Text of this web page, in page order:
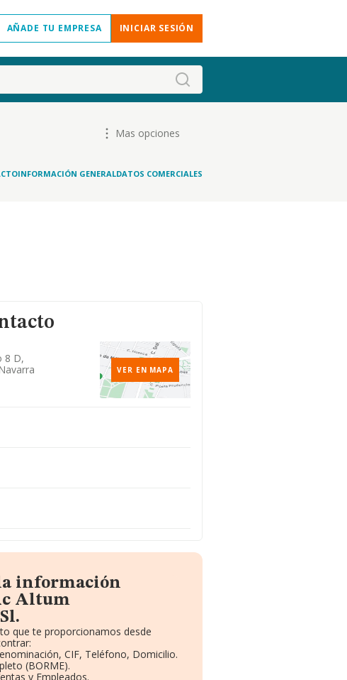
AÑADE TU EMPRESA INICIAR SESIÓN
Mas opciones
INFORMACIÓN GENERALDATOS COMERCIALES
8 D,
VER EN MAPA
información
Altum
que te proporcionamos desde
CIF, Teléfono, Domicilio.
(BORME).
y Empleados.